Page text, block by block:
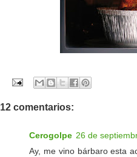
12 comentarios:
Cerogolpe 26 de
Ay, me vino bárbaro esta